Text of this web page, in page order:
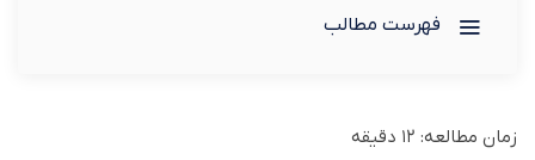
فهرست مطالب
زمان مطالعه: 12 دقیقه